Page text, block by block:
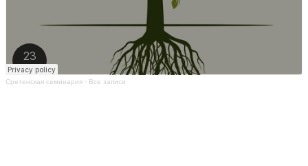
Сретенская семинария · Все записи